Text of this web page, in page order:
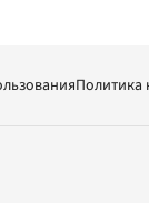
Политика